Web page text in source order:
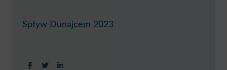
Spływ Dunajcem 2023